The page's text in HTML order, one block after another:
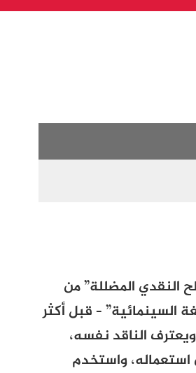
النقدي المضللة” من
السينمائية” – قبل أكثر
الناقد نفسه،
واستخدم